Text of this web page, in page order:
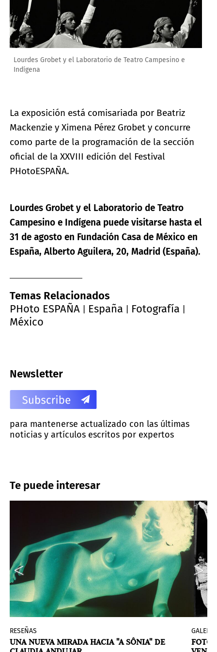
Lourdes Grobet y el Laboratorio de Teatro Campesino e
Indígena
La exposición está comisariada por Beatriz
Mackenzie y Ximena Pérez Grobet y concurre
como parte de la programación de la sección
oficial de la XXVIII edición del Festival
PHotoESPAÑA.
Lourdes Grobet y el Laboratorio de Teatro
Campesino e Indígena puede visitarse hasta el
31 de agosto en Fundación Casa de México en
España, Alberto Aguilera, 20, Madrid (España).
Temas Relacionados
PHoto ESPAÑA
España Fotografía
México
Newsletter
para mantenerse actualizado con las últimas
noticias y artículos escritos por expertos
Te puede interesar
RESEÑAS
UNA NUEVA MIRADA HACIA "A SÔNIA" DE